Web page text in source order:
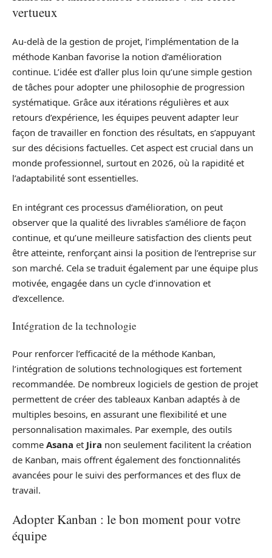
vertueux
Au-delà de la gestion de projet, l’implémentation de la
méthode Kanban favorise la notion d’amélioration
continue. L’idée est d’aller plus loin qu’une simple gestion
de tâches pour adopter une philosophie de progression
systématique. Grâce aux itérations régulières et aux
retours d’expérience, les équipes peuvent adapter leur
façon de travailler en fonction des résultats, en s’appuyant
sur des décisions factuelles. Cet aspect est crucial dans un
monde professionnel, surtout en 2026, où la rapidité et
l’adaptabilité sont essentielles.
En intégrant ces processus d’amélioration, on peut
observer que la qualité des livrables s’améliore de façon
continue, et qu’une meilleure satisfaction des clients peut
être atteinte, renforçant ainsi la position de l’entreprise sur
son marché. Cela se traduit également par une équipe plus
motivée, engagée dans un cycle d’innovation et
d’excellence.
Intégration de la technologie
Pour renforcer l’efficacité de la méthode Kanban,
l’intégration de solutions technologiques est fortement
recommandée. De nombreux logiciels de gestion de projet
permettent de créer des tableaux Kanban adaptés à de
multiples besoins, en assurant une flexibilité et une
personnalisation maximales. Par exemple, des outils
comme Asana et Jira non seulement facilitent la création
de Kanban, mais offrent également des fonctionnalités
avancées pour le suivi des performances et des flux de
travail.
Adopter Kanban : le bon moment pour votre
équipe